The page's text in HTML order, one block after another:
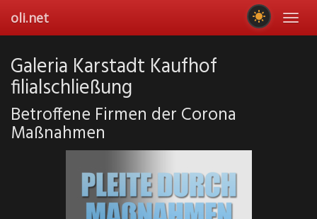
main
oli.net
Galeria Karstadt Kaufhof
filialschließung
Betroffene Firmen der Corona
Maßnahmen